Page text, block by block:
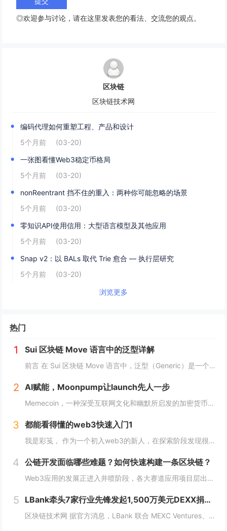
◎欢迎参与讨论，请在这里发表您的看法、交流您的观点。
区块链
区块链技术网
编码代理如何重塑工程、产品和设计
5个月前
(03-20)
一张图看懂Web3稳定币格局
5个月前
(03-20)
nonReentrant 挡不住的重入：两种你可能忽略的场景
5个月前
(03-20)
零知识API使用信用：大型语言模型及其他应用
5个月前
(03-20)
Snap v2：以 BALs 取代 Trie 愈合 — 执行层研究
5个月前
(03-20)
浏览更多
热门
1 Sui 区块链 Move 语言中的泛型详解
前言 在 Sui 区块链 Move 语言中，泛型（Generic）是一个强大的工具，它允许开发者在编写代码时进行类型或属性的抽象替代。这种抽象极大地提高了代码的灵活性，减少了重复逻辑，并提升了代码的可扩展性。本文将深入探讨 Move 中的...
2 AI赋能，Moonpump让launch先人一步
Memecoin，一种深受互联网文化和幽默所启发的加密货币，近段时间在加密市场中掀起了"meme热“。 只需在社交网络上稍微浏览，就会发现各种meme（迷因），让整个页面变得活泼有趣。这些迷因通过嘲讽和揶揄的方式，轻松地对一些严肃话题进行调...
3 都能看得懂的web3快速入门1
我是彩笺， 作为一个初入web3的新人，在探索阶段发现很多概念、工具都需要花费一定的时间和精力，才能了解到其在web3中所代表的含义。 概念上；像是去中心化、区块链、智能合约... 工具上：钱包、私钥、跨链桥... 在看到web3相...
4 公链开发面临哪些难题？如何快速构建一条区块链？
Web3应用的发展正进入井喷阶段，各大赛道应用项目层出不穷，同时公链赛道也在稳步增长，据Coingecko数据显示，目前收录的L1和L2项目已经超过7000个，这里面不仅有做基础设施的L1，还有许多专注于业务的应用链。公链的发展已不局限于基...
5 LBank牵头7家行业先锋发起1,500万美元DEXX捐赠计划
区块链技术网 据官方消息，LBank 联合 MEXC Ventures、HashKey Capital、SevenX Ventures、Mask Network 等共同发起了对 DEXX 的 1,500 万美元捐赠计划，该计划将为...